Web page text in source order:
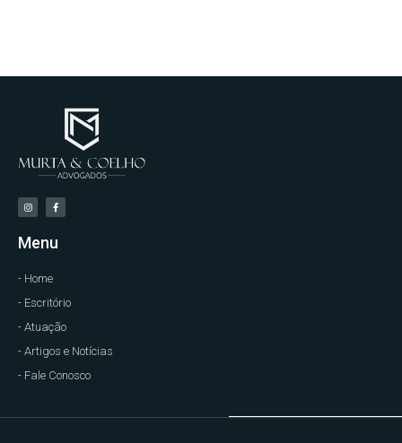
Menu
- Home
- Escritório
- Atuação
- Artigos e Notícias
- Fale Conosco